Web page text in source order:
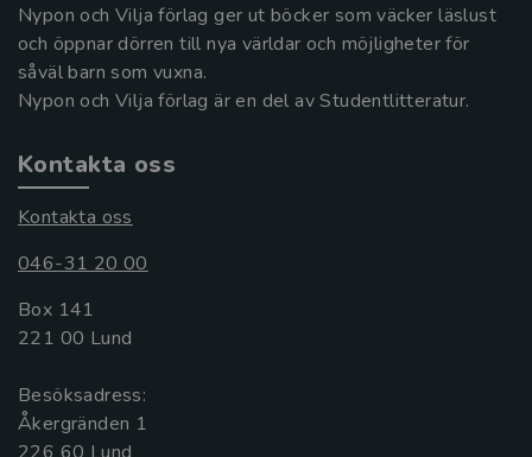
Nypon och Vilja förlag ger ut böcker som väcker läslust
och öppnar dörren till nya världar och möjligheter för
såväl barn som vuxna.
Nypon och Vilja förlag är en del av Studentlitteratur.
Kontakta oss
Kontakta oss
046-31 20 00
Box 141
221 00 Lund
Besöksadress:
Åkergränden 1